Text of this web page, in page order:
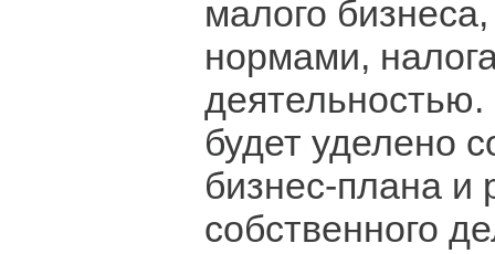
малого
нормами,
будет уделено
бизнес-плана и
собственного